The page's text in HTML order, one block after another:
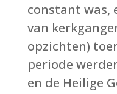
constant was,
van
opzichten)
periode
en de Heilige